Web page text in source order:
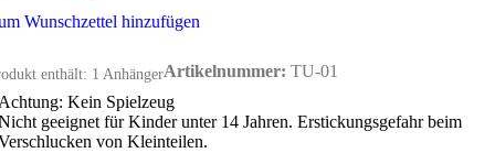
Wunschzettel hinzufügen
enthält: 1 AnhängerArtikelnummer: TU-01
Kein Spielzeug
geeignet für Kinder unter 14 Jahren. Erstickungsgefahr beim
von Kleinteilen.